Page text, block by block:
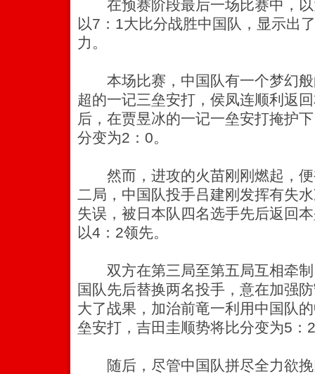
在预赛阶段最后一场比赛中，以
以7：1大比分战胜中国队，显示出
力。
本场比赛，中国队有一个梦幻般
超的一记三垒安打，侯凤连顺利返
后，在贾昱冰的一记一垒安打掩护
分变为2：0。
然而，进攻的火苗刚刚燃起，便
二局，中国队投手吕建刚发挥有失
失误，被日本队四名选手先后返回
以4：2领先。
双方在第三局至第五局互相牵制
国队先后替换两名投手，意在加强
大了战果，加治前竜一利用中国队
垒安打，吉田圭顺势将比分变为5：
随后，尽管中国队拼尽全力欲挽